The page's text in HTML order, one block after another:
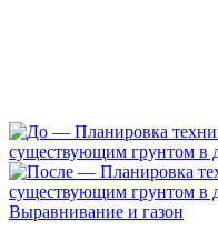
Выравнивание и газон